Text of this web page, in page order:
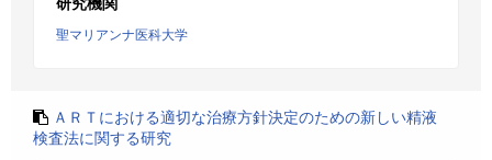
聖マリアンナ医科大学
ＡＲＴにおける適切な治療方針決定のための新しい精液
検査法に関する研究